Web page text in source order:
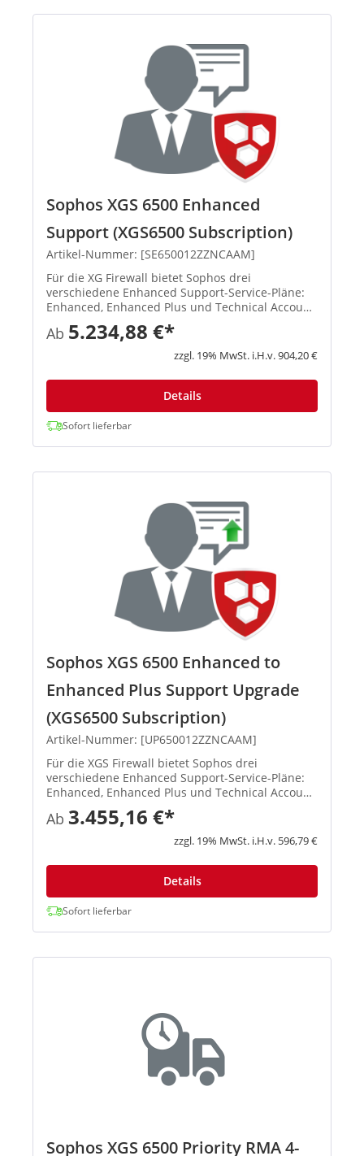
Sophos XGS 6500 Enhanced
Support (XGS6500 Subscription)
Artikel-Nummer: [SE650012ZZNCAAM]
Für die XG Firewall bietet Sophos drei
verschiedene Enhanced Support-Service-Pläne:
Enhanced, Enhanced Plus und Technical Account
Manager. Der Support steht 52 Wochen im Jahr
an 7 Tagen die Woche rund um die Uhr zur
Verfügung, einschließlich gesetzli...
Ab 5.234,88 €*
zzgl. 19% MwSt. i.H.v. 904,20 €
Details
Sofort lieferbar
Sophos XGS 6500 Enhanced to
Enhanced Plus Support Upgrade
(XGS6500 Subscription)
Artikel-Nummer: [UP650012ZZNCAAM]
Für die XGS Firewall bietet Sophos drei
verschiedene Enhanced Support-Service-Pläne:
Enhanced, Enhanced Plus und Technical Account
Manager. Der Support steht 52 Wochen im Jahr
an 7 Tagen die Woche rund um die Uhr zur
Verfügung, einschließlich gesetzl...
Ab 3.455,16 €*
zzgl. 19% MwSt. i.H.v. 596,79 €
Details
Sofort lieferbar
Sophos XGS 6500 Priority RMA 4-